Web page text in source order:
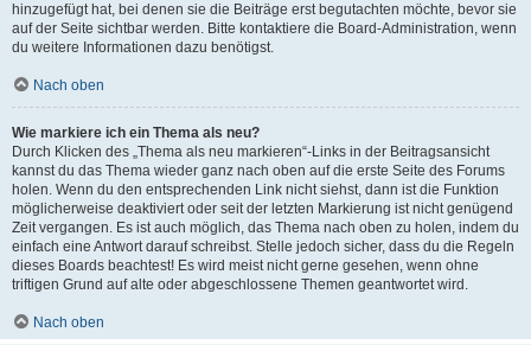
hinzugefügt hat, bei denen sie die Beiträge erst begutachten möchte, bevor sie
auf der Seite sichtbar werden. Bitte kontaktiere die Board-Administration, wenn
du weitere Informationen dazu benötigst.
Nach oben
Wie markiere ich ein Thema als neu?
Durch Klicken des „Thema als neu markieren“-Links in der Beitragsansicht
kannst du das Thema wieder ganz nach oben auf die erste Seite des Forums
holen. Wenn du den entsprechenden Link nicht siehst, dann ist die Funktion
möglicherweise deaktiviert oder seit der letzten Markierung ist nicht genügend
Zeit vergangen. Es ist auch möglich, das Thema nach oben zu holen, indem du
einfach eine Antwort darauf schreibst. Stelle jedoch sicher, dass du die Regeln
dieses Boards beachtest! Es wird meist nicht gerne gesehen, wenn ohne
triftigen Grund auf alte oder abgeschlossene Themen geantwortet wird.
Nach oben